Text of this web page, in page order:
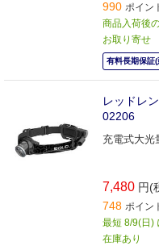
990 ポイン
商品入荷後
お取り寄せ
有料長期保証(
レッドレ
02206
充電式大光
7,480 円(
748 ポイン
最短 8/9(日)
在庫あり